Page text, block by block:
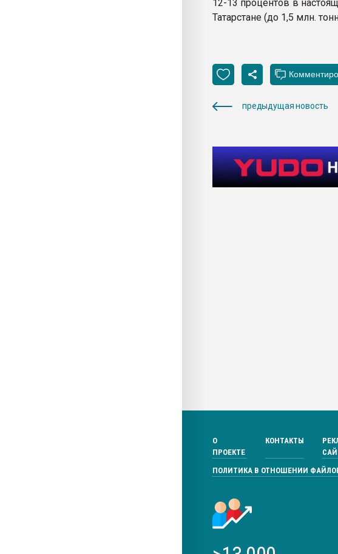
12-13 процентов в
Татарстане (до 1,5 млн.
предыдущая новость
О
ПРОЕКТЕ
КОНТАКТЫ
ПОЛИТИКА В ОТНОШЕНИИ ФАЙЛОВ